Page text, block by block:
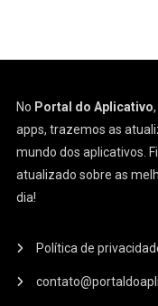
No Portal do Aplicativo
apps, trazemos as
mundo dos aplicativos.
atualizado sobre as
dia!
Política de